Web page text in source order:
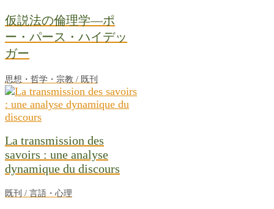
仮説法の倫理学―ポ
ー・パース・ハイデッ
ガー
思想・哲学・宗教 / 既刊
La transmission des
savoirs : une analyse
dynamique du discours
既刊 / 言語・心理